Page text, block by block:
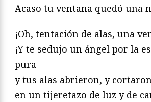
Acaso tu ventana quedó una
¡Oh, tentación de alas, una
¡Y te sedujo un ángel por la
pura
y tus alas abrieron, y
en un tijeretazo de luz y de